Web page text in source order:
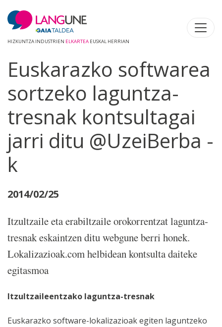
HIZKUNTZA INDUSTRIEN ELKARTEA EUSKAL HERRIAN
Euskarazko softwarea
sortzeko laguntza-
tresnak kontsultagai
jarri ditu @UzeiBerba -
k
2014/02/25
Itzultzaile eta erabiltzaile orokorrentzat laguntza-
tresnak eskaintzen ditu webgune berri honek.
Lokalizazioak.com helbidean kontsulta daiteke
egitasmoa
Itzultzaileentzako laguntza-tresnak
Euskarazko software-lokalizazioak egiten laguntzeko